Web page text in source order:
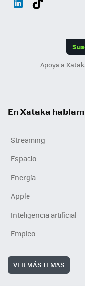
Apoya a
En Xataka
Streaming
Espacio
Energía
Apple
Inteligencia artificial
Empleo
VER MÁS TEMAS